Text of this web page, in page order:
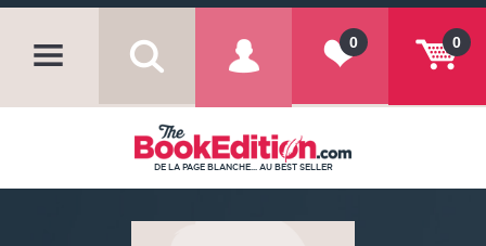
0
0
DE LA PAGE BLANCHE... AU BEST SELLER